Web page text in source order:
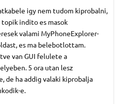
igy nem tudom kiprobalni,
topik indito es masok
valami MyPhoneExplorer-
es ma belebotlottam.
van GUI felulete a
5 ora utan lesz
de ha addig valaki kiprobalja
e.